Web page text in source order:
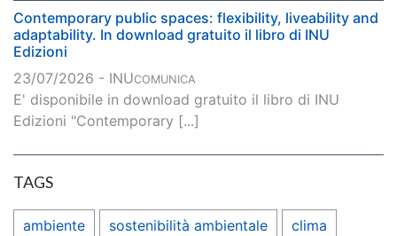
Contemporary public spaces: flexibility, liveability and
adaptability. In download gratuito il libro di INU
Edizioni
23/07/2026 - INUCOMUNICA
E' disponibile in download gratuito il libro di INU
Edizioni "Contemporary [...]
TAGS
ambiente sostenibilità ambientale clima